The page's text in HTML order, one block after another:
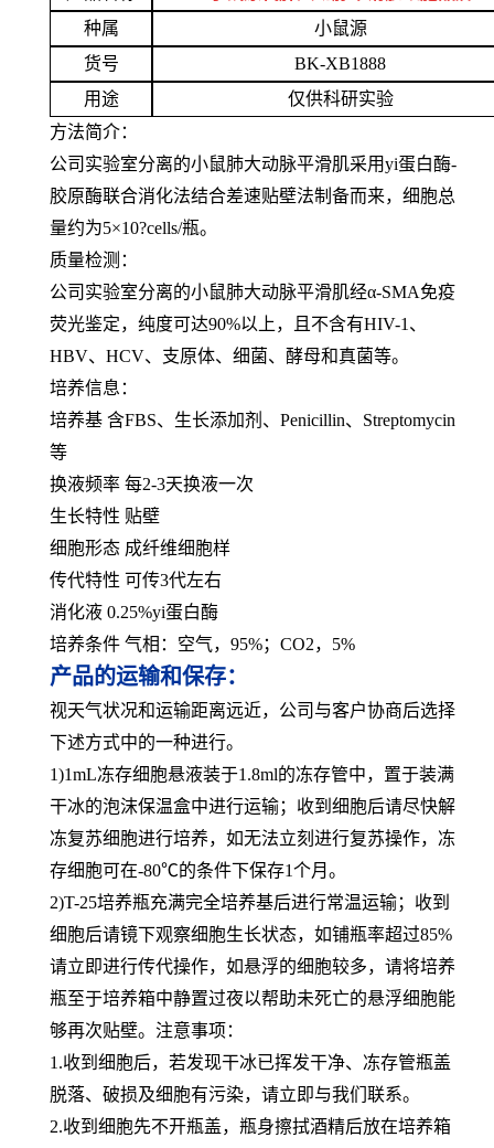
种属
小鼠源
货号
BK-XB1888
用途
仅供科研实验
方法简介：
公司实验室分离的小鼠肺大动脉平滑肌采用yi蛋白酶-
胶原酶联合消化法结合差速贴壁法制备而来，细胞总
量约为5×10?cells/瓶。
质量检测：
公司实验室分离的小鼠肺大动脉平滑肌经α-SMA免疫
荧光鉴定，纯度可达90%以上，且不含有HIV-1、
HBV、HCV、支原体、细菌、酵母和真菌等。
培养信息：
培养基 含FBS、生长添加剂、Penicillin、Streptomycin
等
换液频率 每2-3天换液一次
生长特性 贴壁
细胞形态 成纤维细胞样
传代特性 可传3代左右
消化液 0.25%yi蛋白酶
培养条件 气相：空气，95%；CO2，5%
产品的运输和保存：
视天气状况和运输距离远近，公司与客户协商后选择
下述方式中的一种进行。
1)1mL冻存细胞悬液装于1.8ml的冻存管中，置于装满
干冰的泡沫保温盒中进行运输；收到细胞后请尽快解
冻复苏细胞进行培养，如无法立刻进行复苏操作，冻
存细胞可在-80℃的条件下保存1个月。
2)T-25培养瓶充满完全培养基后进行常温运输；收到
细胞后请镜下观察细胞生长状态，如铺瓶率超过85%
请立即进行传代操作，如悬浮的细胞较多，请将培养
瓶至于培养箱中静置过夜以帮助未死亡的悬浮细胞能
够再次贴壁。注意事项：
1.收到细胞后，若发现干冰已挥发干净、冻存管瓶盖
脱落、破损及细胞有污染，请立即与我们联系。
2.收到细胞先不开瓶盖，瓶身擦拭酒精后放在培养箱